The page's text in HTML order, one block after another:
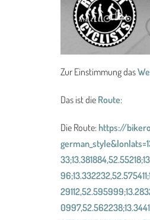
Zur Einstimmung das
Das ist die Route:
Die Route: https://